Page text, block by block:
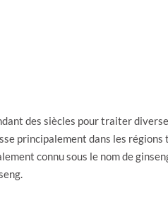
des siècles pour traiter
principalement dans les
connu sous le nom de